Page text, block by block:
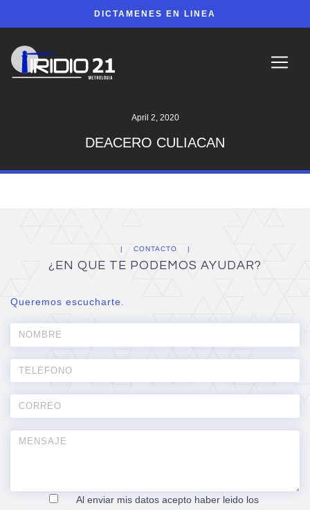
DICTAMENES EN LINEA
April 2, 2020
DEACERO CULIACAN
CONTACTO
¿EN QUE TE PODEMOS AYUDAR?
Queremos escucharte.
Al enviar mis datos acepto haber leido los